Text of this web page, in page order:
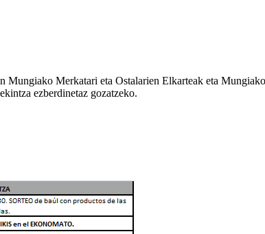
Mungiako Merkatari eta Ostalarien Elkarteak eta
ezberdinetaz gozatzeko.